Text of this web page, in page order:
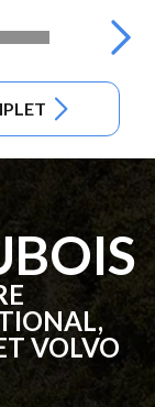
VOLVO